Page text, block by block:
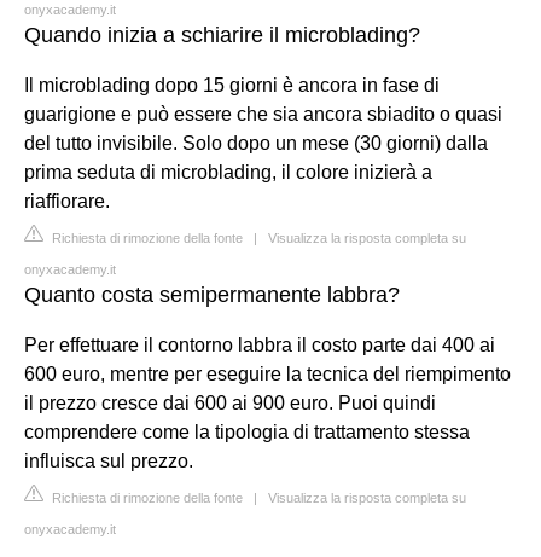
onyxacademy.it
Quando inizia a schiarire il microblading?
Il microblading dopo 15 giorni è ancora in fase di
guarigione e può essere che sia ancora sbiadito o quasi
del tutto invisibile. Solo dopo un mese (30 giorni) dalla
prima seduta di microblading, il colore inizierà a
riaffiorare.
Richiesta di rimozione della fonte | Visualizza la risposta completa su
onyxacademy.it
Quanto costa semipermanente labbra?
Per effettuare il contorno labbra il costo parte dai 400 ai
600 euro, mentre per eseguire la tecnica del riempimento
il prezzo cresce dai 600 ai 900 euro. Puoi quindi
comprendere come la tipologia di trattamento stessa
influisca sul prezzo.
Richiesta di rimozione della fonte | Visualizza la risposta completa su
onyxacademy.it